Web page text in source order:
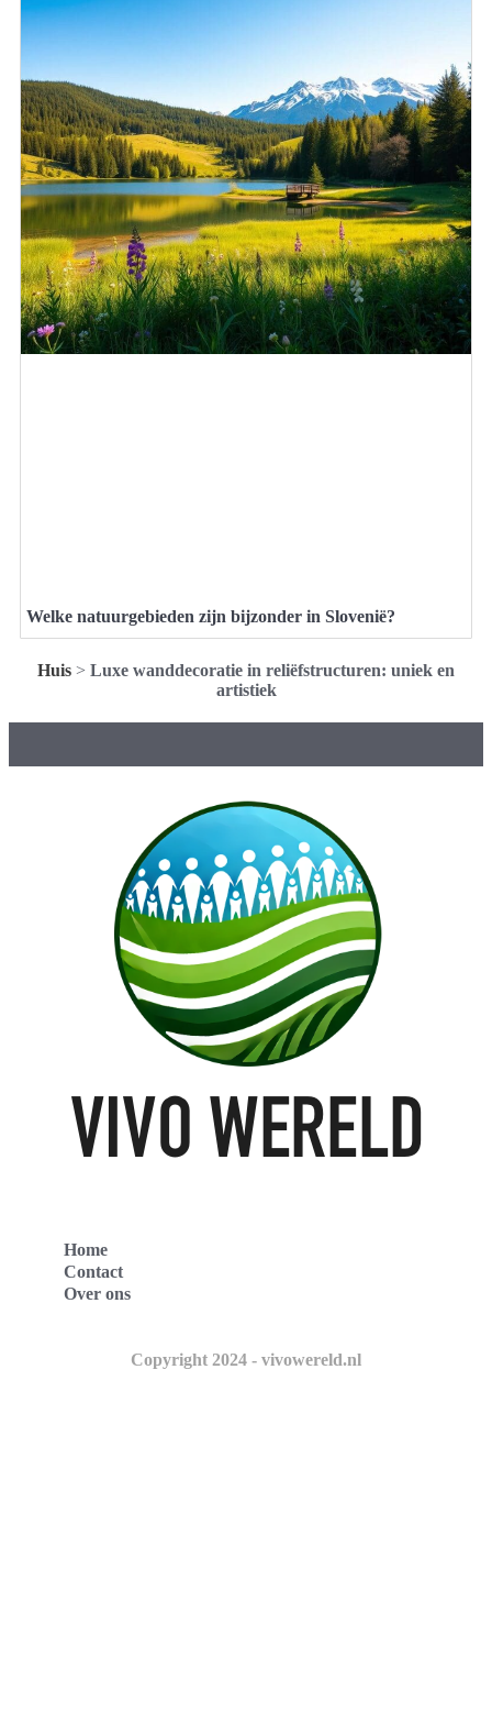
Welke natuurgebieden zijn bijzonder in Slovenië?
Huis > Luxe wanddecoratie in reliëfstructuren: uniek en
artistiek
Home
Contact
Over ons
Copyright 2024 - vivowereld.nl